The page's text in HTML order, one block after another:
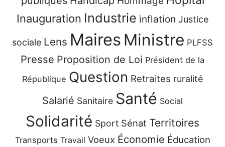
Inauguration Industrie inflation Justice
sociale Lens Maires Ministre PLFSS
Presse Proposition de Loi Président de la
République Question Retraites ruralité
Salarié Sanitaire Santé Social
Solidarité Sport Sénat Territoires
Transports Travail Voeux Économie Éducation